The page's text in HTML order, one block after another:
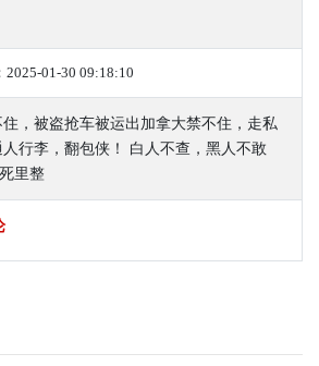
2025-01-30 09:18:10
，被盗抢车被运出加拿大禁不住，走私
行李，翻包侠！ 白人不查，黑人不敢
里整